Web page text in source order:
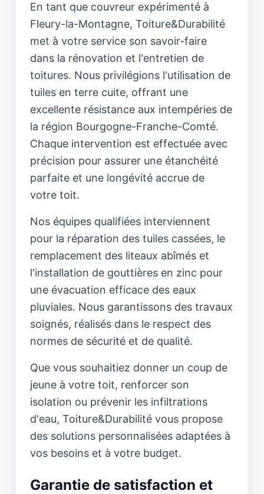
En tant que couvreur expérimenté à
Fleury-la-Montagne, Toiture&Durabilité
met à votre service son savoir-faire
dans la rénovation et l'entretien de
toitures. Nous privilégions l'utilisation de
tuiles en terre cuite, offrant une
excellente résistance aux intempéries de
la région Bourgogne-Franche-Comté.
Chaque intervention est effectuée avec
précision pour assurer une étanchéité
parfaite et une longévité accrue de
votre toit.
Nos équipes qualifiées interviennent
pour la réparation des tuiles cassées, le
remplacement des liteaux abîmés et
l'installation de gouttières en zinc pour
une évacuation efficace des eaux
pluviales. Nous garantissons des travaux
soignés, réalisés dans le respect des
normes de sécurité et de qualité.
Que vous souhaitiez donner un coup de
jeune à votre toit, renforcer son
isolation ou prévenir les infiltrations
d'eau, Toiture&Durabilité vous propose
des solutions personnalisées adaptées à
vos besoins et à votre budget.
Garantie de satisfaction et